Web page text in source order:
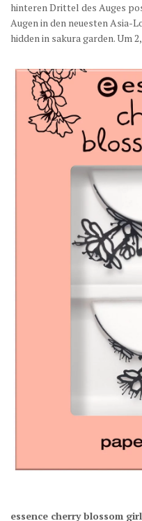
hinteren Drittel des Auges
Augen in den neuesten Asia-
hidden in sakura garden. Um
essence cherry blossom